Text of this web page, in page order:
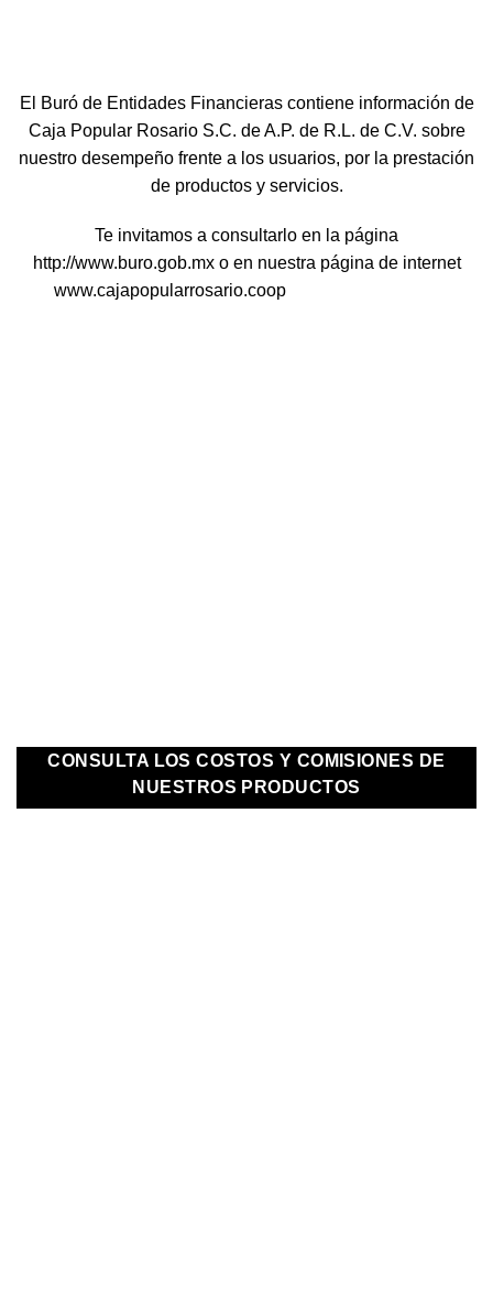
El Buró de Entidades Financieras contiene información de
Caja Popular Rosario S.C. de A.P. de R.L. de C.V. sobre
nuestro desempeño frente a los usuarios, por la prestación
de productos y servicios.
Te invitamos a consultarlo en la página
http://www.buro.gob.mx o en nuestra página de internet
www.cajapopularrosario.coop
CONSULTA LOS COSTOS Y COMISIONES DE
NUESTROS PRODUCTOS